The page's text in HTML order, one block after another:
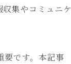
集やコミュニケ
要です。本記事